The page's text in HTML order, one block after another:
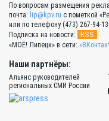
По вопросам размещения
почта: lip@kpv.ru с пометкой
или по телефону (473) 267-94-13
Подписка на новости:
RSS
«МОЁ! Липецк» в сети:
Наши партнёры:
Альянс руководителей
региональных СМИ России